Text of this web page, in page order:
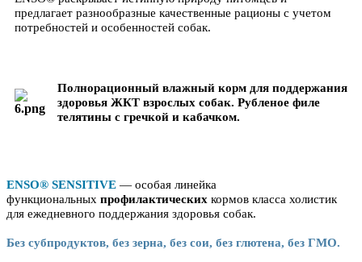
предлагает разнообразные качественные рационы с учетом
потребностей и особенностей собак.
Полнорационный влажный корм для поддержания
здоровья ЖКТ взрослых собак. Рубленое филе
телятины с гречкой и кабачком.
ENSO® SENSITIVE — особая линейка
функциональных профилактических кормов класса холистик
для ежедневного поддержания здоровья собак.
Без субпродуктов, без зерна, без сои, без глютена, без ГМО.